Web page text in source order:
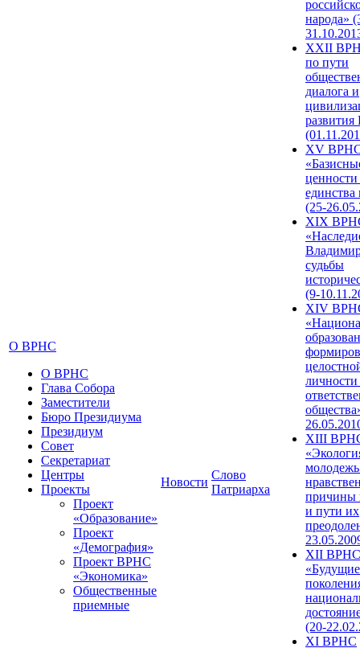
О ВРНС
О ВРНС
Глава Собора
Заместители
Бюро Президиума
Президиум
Совет
Секретариат
Центры
Проекты
Проект
«Образование»
Проект
«Демография»
Проект ВРНС
«Экономика»
Общественные
приемные
Новости
Слово
Патриарха
народа»
XXII
по пути
диалога и
развития
XV
единства
(25-
XIX
судьбы
(9-
XIV
XIII
причины
и пути их
XII ВРНС
«Будущие
(20-
XI ВРНС